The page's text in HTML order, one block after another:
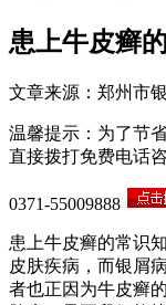
患上牛皮癣
文章来源：郑州市
温馨提示：为了节
直接拨打免费电话咨
0371-55009888
患上牛皮癣的常识
皮肤疾病，而银屑
者也正因为牛皮癣